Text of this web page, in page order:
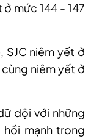
ở mức 144 - 147
SJC niêm yết ở
cùng niêm yết ở
dội với những
mạnh trong